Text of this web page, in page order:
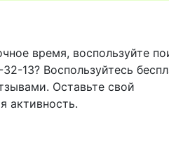
время, воспользуйте
13? Воспользуйтесь
Оставьте свой
активность.